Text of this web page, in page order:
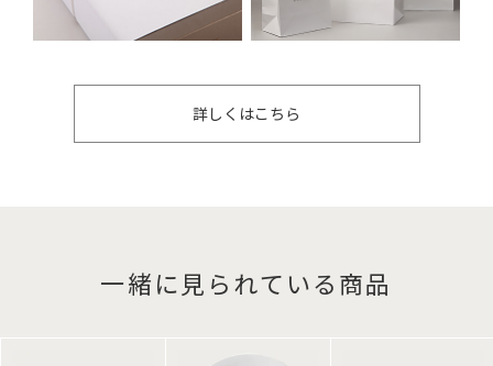
詳しくはこちら
一緒に見られている商品